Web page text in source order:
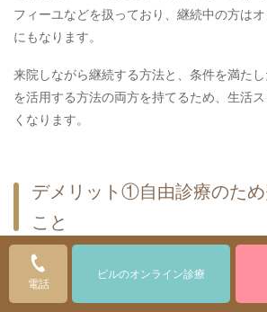
フィーユなどを扱っており、継続中の方は
にもなります。
来院しながら継続する方法と、条件を満た
を活用する方法の両方を持てるため、生活
くなります。
デメリット①自由診療のた
こと
自費ピルのデメリットとしてまず挙げられ
電話
ピルのオンライン診療